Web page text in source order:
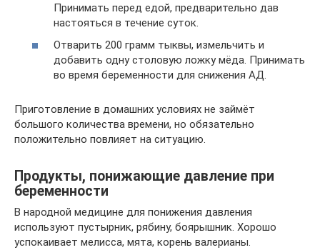
Принимать перед едой, предварительно дав
настояться в течение суток.
Отварить 200 грамм тыквы, измельчить и
добавить одну столовую ложку мёда. Принимать
во время беременности для снижения АД.
Приготовление в домашних условиях не займёт
большого количества времени, но обязательно
положительно повлияет на ситуацию.
Продукты, понижающие давление при
беременности
В народной медицине для понижения давления
используют пустырник, рябину, боярышник. Хорошо
успокаивает мелисса, мята, корень валерианы.